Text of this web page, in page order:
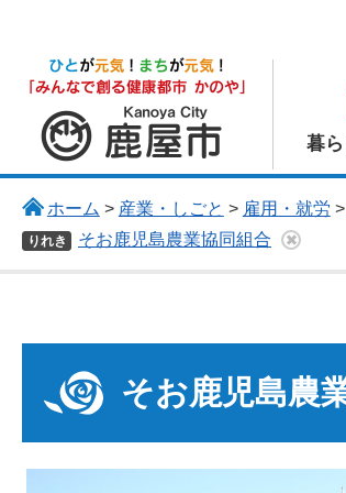
鹿屋市
暮
ホーム > 産業・しごと > 雇用・就労 >
りれき そお鹿児島農業協同組合
そお鹿児島農